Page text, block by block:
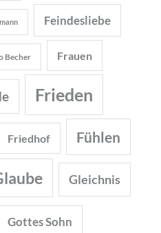
Feindesliebe
Becher Frauen
Frieden
Friedhof Fühlen
Gleichnis
Gottes Sohn